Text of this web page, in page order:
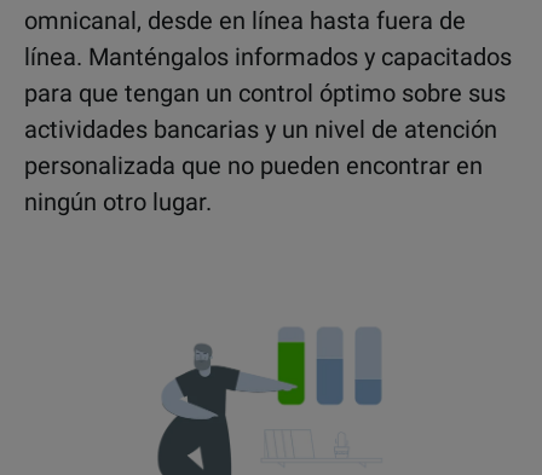
omnicanal, desde en línea hasta fuera de
línea. Manténgalos informados y capacitados
para que tengan un control óptimo sobre sus
actividades bancarias y un nivel de atención
personalizada que no pueden encontrar en
ningún otro lugar.